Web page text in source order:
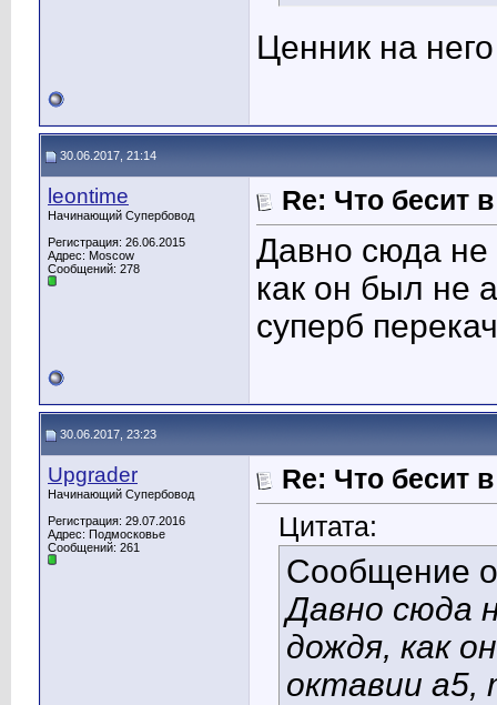
Ценник на
30.06.2017, 21:14
leontime
Начинающий Супербовод
Регистрация: 26.06.2015
Адрес: Moscow
Сообщений: 278
Re: Что бесит
Давно сюда не
как он был не
суперб
30.06.2017, 23:23
Upgrader
Начинающий Супербовод
Регистрация: 29.07.2016
Адрес: Подмосковье
Сообщений: 261
Re: Что бесит
Цитата:
Сообщение
Давно сюда
дождя, как
октавии а5,